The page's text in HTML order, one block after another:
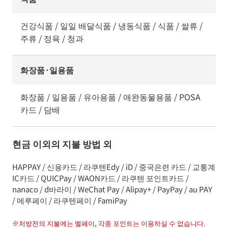
건강식품 / 일일 배달식품 / 냉동식품 / 식품 / 쌀류 /
주류 / 정육 / 청과
화장품·일용품
화장품 / 일용품 / 유아용품 / 애완동물용품 / POSA
카드 / 담배
현금 이외의 지불 방법 외
HAPPAY / 신용카드 / 라쿠텐Edy / iD / 중국은련 카드 / 교통계
IC카드 / QUICPay / WAON카드 / 라쿠텐 포인트카드 /
nanaco / d바라이 / WeChat Pay / Alipay+ / PayPay / au PAY
/ 메루페이 / 라쿠텐페이 / FamiPay
※처방전의 지불에는 멜페이, 각종 포인트는 이용하실 수 없습니다.